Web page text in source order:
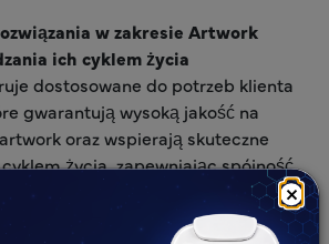
×
w zakresie Artwork
ich cyklem życia
dostosowane do potrzeb klienta
gwarantują wysoką jakość na
oraz wspierają skuteczne
życia, zapewniając spójność